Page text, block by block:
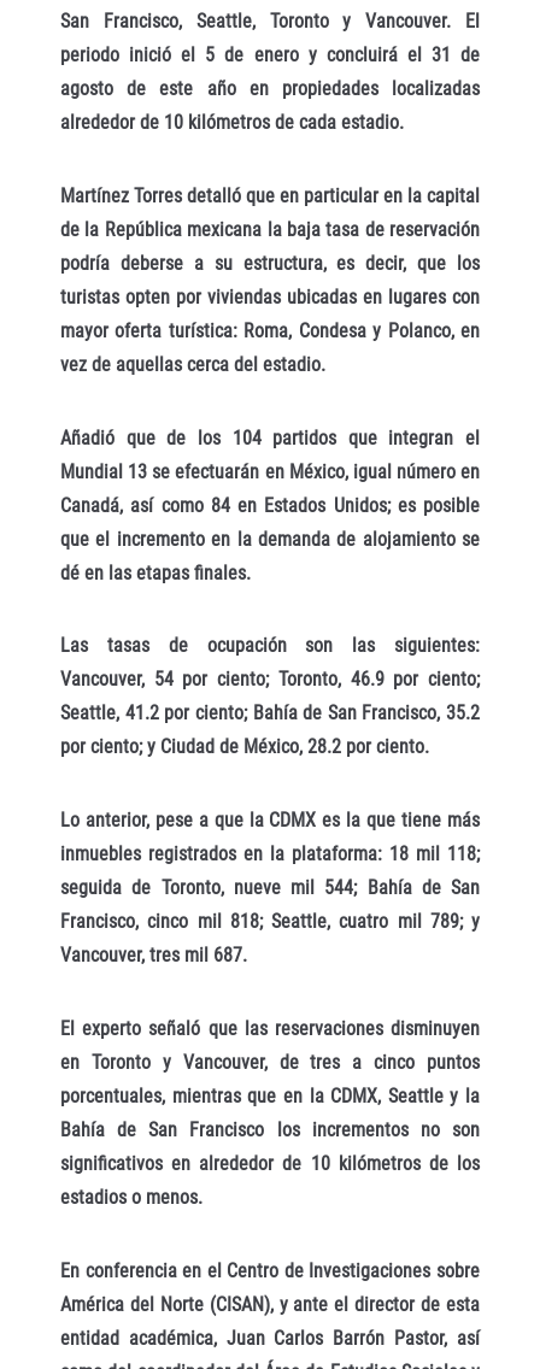
San Francisco, Seattle, Toronto y Vancouver. El
periodo inició el 5 de enero y concluirá el 31 de
agosto de este año en propiedades localizadas
alrededor de 10 kilómetros de cada estadio.
Martínez Torres detalló que en particular en la capital
de la República mexicana la baja tasa de reservación
podría deberse a su estructura, es decir, que los
turistas opten por viviendas ubicadas en lugares con
mayor oferta turística: Roma, Condesa y Polanco, en
vez de aquellas cerca del estadio.
Añadió que de los 104 partidos que integran el
Mundial 13 se efectuarán en México, igual número en
Canadá, así como 84 en Estados Unidos; es posible
que el incremento en la demanda de alojamiento se
dé en las etapas finales.
Las tasas de ocupación son las siguientes:
Vancouver, 54 por ciento; Toronto, 46.9 por ciento;
Seattle, 41.2 por ciento; Bahía de San Francisco, 35.2
por ciento; y Ciudad de México, 28.2 por ciento.
Lo anterior, pese a que la CDMX es la que tiene más
inmuebles registrados en la plataforma: 18 mil 118;
seguida de Toronto, nueve mil 544; Bahía de San
Francisco, cinco mil 818; Seattle, cuatro mil 789; y
Vancouver, tres mil 687.
El experto señaló que las reservaciones disminuyen
en Toronto y Vancouver, de tres a cinco puntos
porcentuales, mientras que en la CDMX, Seattle y la
Bahía de San Francisco los incrementos no son
significativos en alrededor de 10 kilómetros de los
estadios o menos.
En conferencia en el Centro de Investigaciones sobre
América del Norte (CISAN), y ante el director de esta
entidad académica, Juan Carlos Barrón Pastor, así